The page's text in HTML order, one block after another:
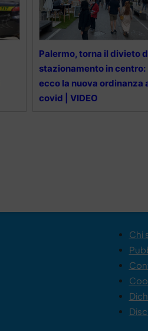
Palermo, torna il divieto
stazionamento in centro:
ecco la nuova ordinanza
covid | VIDEO
Chi